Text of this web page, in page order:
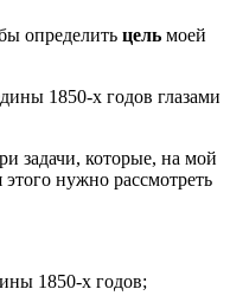
определить цель моей
1850-х годов глазами
задачи, которые, на мой
нужно рассмотреть
1850-х годов;